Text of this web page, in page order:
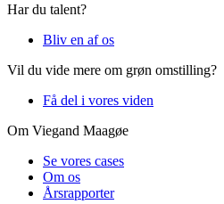
Har du talent?
Bliv en af os
Vil du vide mere om grøn omstilling?
Få del i vores viden
Om Viegand Maagøe
Se vores cases
Om os
Årsrapporter